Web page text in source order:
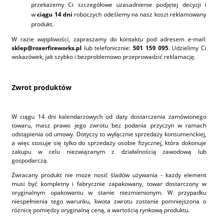
przekażemy Ci szczegółowe uzasadnienie podjętej decyzji i
wciągu 14 dni roboczych odeślemy na nasz koszt reklamowany
produkt.
W razie wątpliwości, zapraszamy do kontaktu pod adresem e-mail:
sklep@roxerfireworks.pl lub telefonicznie:501 159 095. Udzielimy Ci
wskazówek, jak szybko i bezproblemowo przeprowadzić reklamację.
Zwrot produktów
W ciągu 14 dni kalendarzowych od daty dostarczenia zamówionego
towaru, masz prawo jego zwrotu bez podania przyczyn w ramach
odstąpienia od umowy. Dotyczy to wyłącznie sprzedaży konsumenckiej,
a więc stosuje się tylko do sprzedaży osobie fizycznej, która dokonuje
zakupu w celu niezwiązanym z działalnością zawodową lub
gospodarczą.
Zwracany produkt nie może nosić śladów używania - każdy element
musi być kompletny i fabrycznie zapakowany, towar dostarczony w
oryginalnym opakowaniu w stanie niezmienionym. W przypadku
niespełnienia tego warunku, kwota zwrotu zostanie pomniejszona o
różnicę pomiędzy oryginalną ceną, a wartością rynkową produktu.